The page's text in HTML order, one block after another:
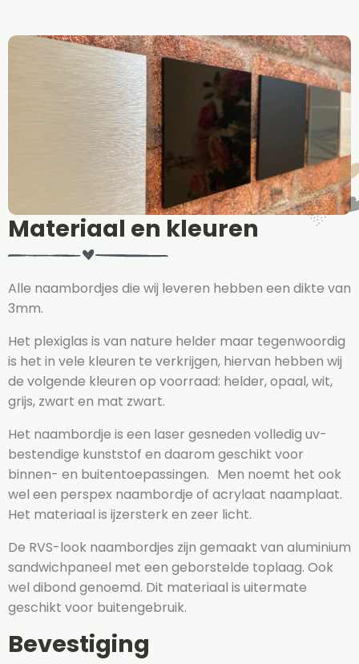
Materiaal en kleuren
Alle naambordjes die wij leveren hebben een dikte van
3mm.
Het plexiglas is van nature helder maar tegenwoordig
is het in vele kleuren te verkrijgen, hiervan hebben wij
de volgende kleuren op voorraad: helder, opaal, wit,
grijs, zwart en mat zwart.
Het naambordje is een laser gesneden volledig uv-
bestendige kunststof en daarom geschikt voor
binnen- en buitentoepassingen. Men noemt het ook
wel een perspex naambordje of acrylaat naamplaat.
Het materiaal is ijzersterk en zeer licht.
De RVS-look naambordjes zijn gemaakt van aluminium
sandwichpaneel met een geborstelde toplaag. Ook
wel dibond genoemd. Dit materiaal is uitermate
geschikt voor buitengebruik.
Bevestiging